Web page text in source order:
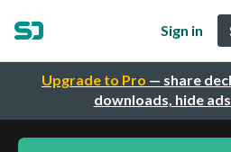
Upgrade to Pro — share
downloads, hide
Sign in